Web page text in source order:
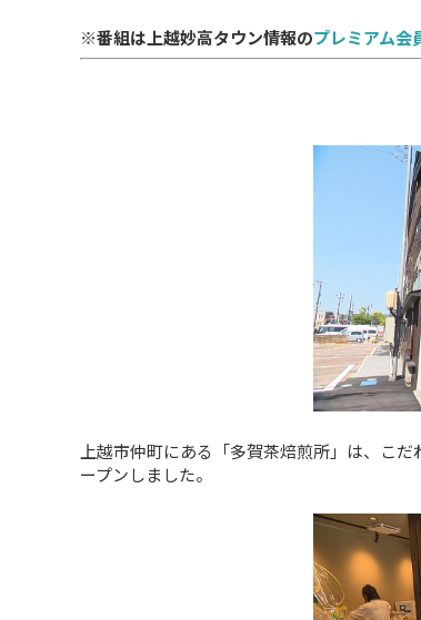
※番組は上越妙高タウン情報のプレミアム会
上越市仲町にある「多賀茶焙煎所」は、こ
ープンしました。